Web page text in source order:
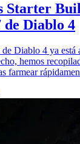
Starter
de Diablo 4
Diablo 4 ya está
hemos
farmear